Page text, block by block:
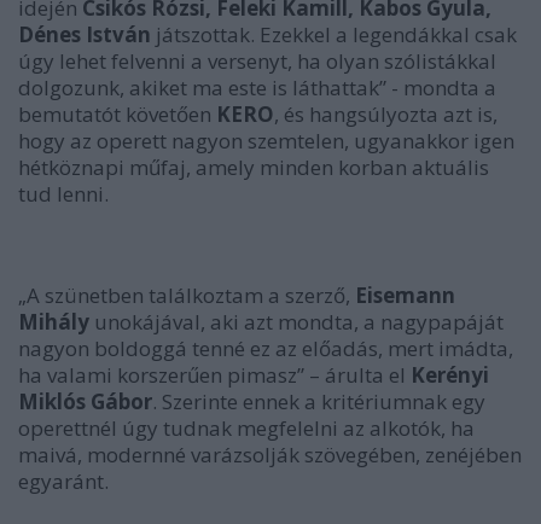
idején Csikós Rózsi, Feleki Kamill, Kabos Gyula,
Dénes István játszottak. Ezekkel a legendákkal csak
úgy lehet felvenni a versenyt, ha olyan szólistákkal
dolgozunk, akiket ma este is láthattak” - mondta a
bemutatót követően KERO, és hangsúlyozta azt is,
hogy az operett nagyon szemtelen, ugyanakkor igen
hétköznapi műfaj, amely minden korban aktuális
tud lenni.
„A szünetben találkoztam a szerző, Eisemann
Mihály unokájával, aki azt mondta, a nagypapáját
nagyon boldoggá tenné ez az előadás, mert imádta,
ha valami korszerűen pimasz” – árulta el Kerényi
Miklós Gábor. Szerinte ennek a kritériumnak egy
operettnél úgy tudnak megfelelni az alkotók, ha
maivá, modernné varázsolják szövegében, zenéjében
egyaránt.